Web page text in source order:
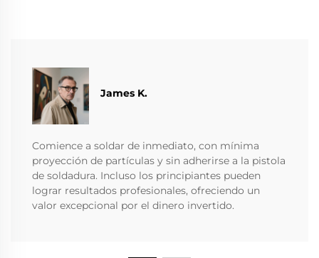
James K.
Comience a soldar de inmediato, con mínima
proyección de partículas y sin adherirse a la pistola
de soldadura. Incluso los principiantes pueden
lograr resultados profesionales, ofreciendo un
valor excepcional por el dinero invertido.